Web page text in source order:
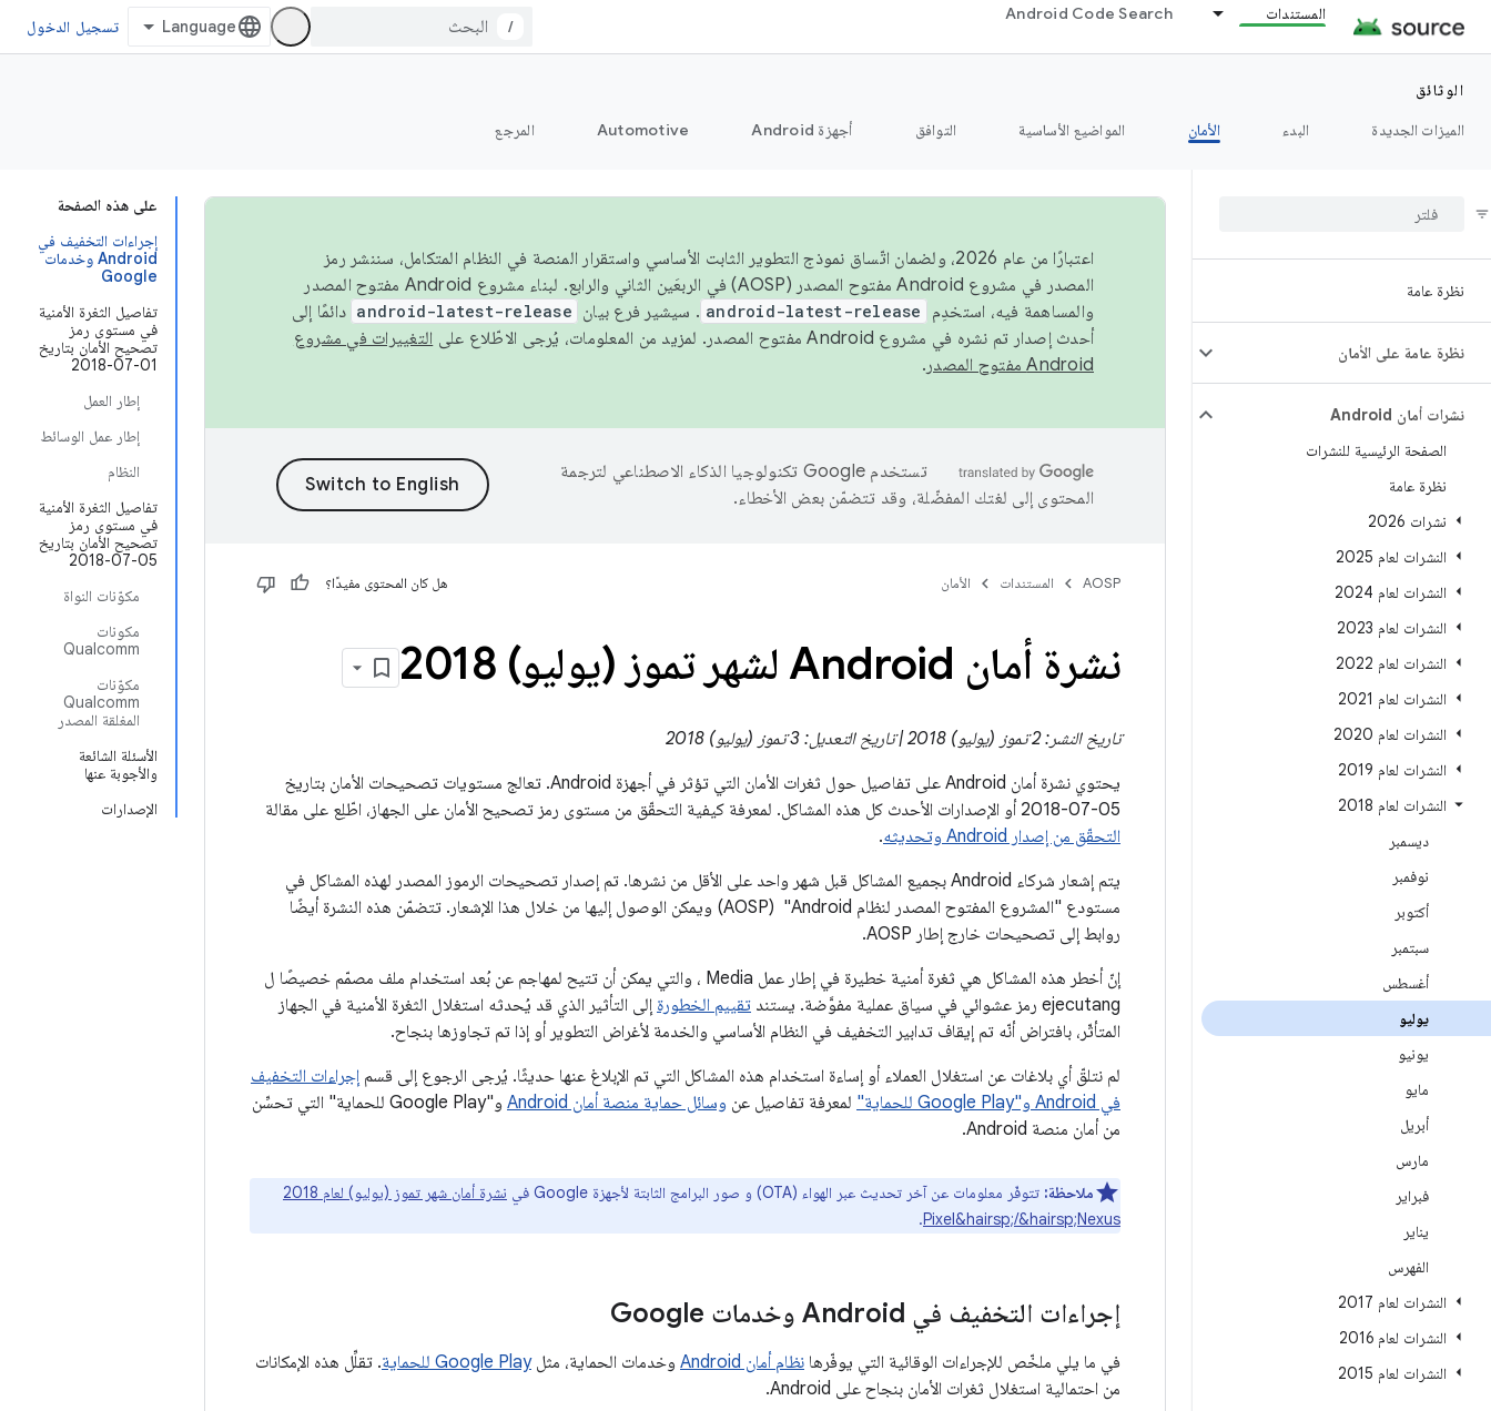
المستندات Android Code Search
/ تسجيل الدخول
الوثائق
الميزات الجديدة
البدء الأمان المواضيع الأساسية التوافق أجهزة Android Automotive المرجع
نظرة عامة
نظرة عامة على الأمان
نشرات أمان Android
الصفحة الرئيسية للنشرات
نظرة عامة
نشرات 2026
النشرات لعام 2025
النشرات لعام 2024
النشرات لعام 2023
النشرات لعام 2022
النشرات لعام 2021
النشرات لعام 2020
النشرات لعام 2019
النشرات لعام 2018
ديسمبر
نوفمبر
أكتوبر
سبتمبر
أغسطس
يوليو
يونيو
مايو
أبريل
مارس
فبراير
يناير
الفهرس
النشرات لعام 2017
النشرات لعام 2016
النشرات لعام 2015
على هذه الصفحة
إجراءات التخفيف في
Android وخدمات
Google
تفاصيل الثغرة الأمنية
في مستوى رمز
تصحيح الأمان بتاريخ
01-07-2018
إطار العمل
إطار عمل الوسائط
النظام
تفاصيل الثغرة الأمنية
في مستوى رمز
تصحيح الأمان بتاريخ
05‏-07‏-2018
مكوّنات النواة
مكونات
Qualcomm
مكوّنات
Qualcomm
المغلقة المصدر
الأسئلة الشائعة
والأجوبة عنها
الإصدارات
اعتبارًا من عام 2026، ولضمان اتّساق نموذج التطوير الثابت الأساسي واستقرار المنصة في النظام المتكامل، سننشر رمز
المصدر في مشروع Android مفتوح المصدر (AOSP) في الربعَين الثاني والرابع. لبناء مشروع Android مفتوح المصدر
والمساهمة فيه، استخدِم
android-latest-release . سيشير فرع بيان android-latest-release دائمًا إلى
أحدث إصدار تم نشره في مشروع Android مفتوح المصدر. لمزيد من المعلومات، يُرجى الاطّلاع على
التغييرات في مشروع
Android مفتوح المصدر
.
تستخدم Google تكنولوجيا الذكاء الاصطناعي لترجمة
المحتوى إلى لغتك المفضّلة، وقد تتضمّن بعض الأخطاء.
AOSP المستندات الأمان هل كان المحتوى مفيدًا؟
نشرة أمان Android لشهر تموز (يوليو) 2018
تاريخ النشر: 2 تموز (يوليو) 2018 | تاريخ التعديل: 3 تموز (يوليو) 2018
يحتوي نشرة أمان Android على تفاصيل حول ثغرات الأمان التي تؤثر في أجهزة Android. تعالج مستويات تصحيحات الأمان بتاريخ
05‏-07‏-2018 أو الإصدارات الأحدث كل هذه المشاكل. لمعرفة كيفية التحقّق من مستوى رمز تصحيح الأمان على الجهاز، اطّلِع على مقالة
التحقّق من إصدار Android وتحديثه
.
يتم إشعار شركاء Android بجميع المشاكل قبل شهر واحد على الأقل من نشرها. تم إصدار تصحيحات الرموز المصدر لهذه المشاكل في
مستودع "المشروع المفتوح المصدر لنظام Android" ‏ (AOSP) ويمكن الوصول إليها من خلال هذا الإشعار. تتضمّن هذه النشرة أيضًا
روابط إلى تصحيحات خارج إطار AOSP.
إنّ أخطر هذه المشاكل هي ثغرة أمنية خطيرة في إطار عمل Media ، والتي يمكن أن تتيح لمهاجم عن بُعد استخدام ملف مصمّم خصيصًا ل
ejecutang رمز عشوائي في سياق عملية مفوَّضة. يستند
تقييم الخطورة إلى التأثير الذي قد يُحدثه استغلال الثغرة الأمنية في الجهاز
المتأثّر، بافتراض أنّه تم إيقاف تدابير التخفيف في النظام الأساسي والخدمة لأغراض التطوير أو إذا تم تجاوزها بنجاح.
لم نتلقّ أي بلاغات عن استغلال العملاء أو إساءة استخدام هذه المشاكل التي تم الإبلاغ عنها حديثًا. يُرجى الرجوع إلى قسم إجراءات التخفيف
في Android و"Google Play للحماية"
لمعرفة تفاصيل عن وسائل حماية منصة أمان Android
و"Google Play للحماية" التي تحسِّن
من أمان منصة Android.
ملاحظة: تتوفّر معلومات عن آخر تحديث عبر الهواء (OTA) و صور البرامج الثابتة لأجهزة Google في
نشرة أمان شهر تموز (يوليو) لعام 2018
Pixel&hairsp;/&hairsp;Nexus
.
إجراءات التخفيف في Android وخدمات Google
في ما يلي ملخّص للإجراءات الوقائية التي يوفّرها نظام أمان Android وخدمات الحماية، مثلGoogle Play للحماية
. تقلِّل هذه الإمكانات
من احتمالية استغلال ثغرات الأمان بنجاح على Android.